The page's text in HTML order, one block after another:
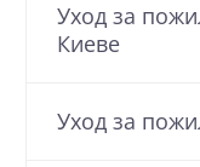
Уход за
Киеве
Уход за